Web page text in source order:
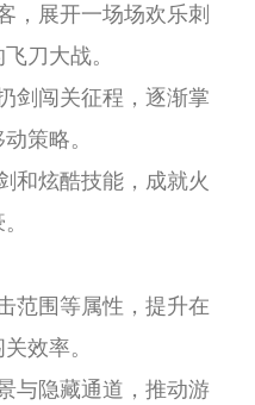
，展开一场场欢乐刺
刀大战。
剑闯关征程，逐渐掌
策略。
和炫酷技能，成就火
范围等属性，提升在
效率。
与隐藏通道，推动游